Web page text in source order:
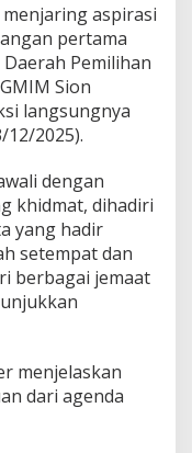
M
I
M
S
i
o
n
a
n
o
m
u
u
t
:
n
j
aspirasi
pertama
Pemilihan
Sion
langsungnya
2025).
dengan
khidmat, dihadiri
yang hadir
setempat dan
berbagai jemaat
menjelaskan
dari agenda